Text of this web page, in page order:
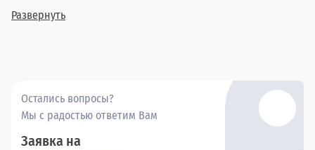
только доступную цену, но и гарантию качества каждого
автомобиля. Приглашаем вас ознакомиться с нашим
Развернуть
Остались вопросы?
Мы с радостью ответим Вам
Заявка на